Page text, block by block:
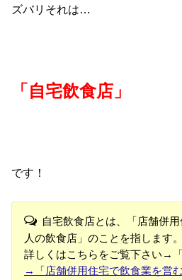
ズバリそれは…
「自宅飲食店」
です！
自宅飲食店とは、「店舗併
人の飲食店」のことを指します。
詳しくはこちらをご覧下さい→「
→「店舗併用住宅で飲食業を営